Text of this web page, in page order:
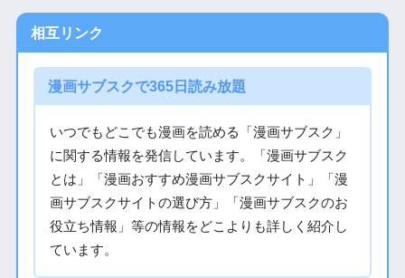
相互リンク
漫画サブスクで365日読み放題
いつでもどこでも漫画を読める「漫画サブスク」
に関する情報を発信しています。「漫画サブスク
とは」「漫画おすすめ漫画サブスクサイト」「漫
画サブスクサイトの選び方」「漫画サブスクのお
役立ち情報」等の情報をどこよりも詳しく紹介し
ています。